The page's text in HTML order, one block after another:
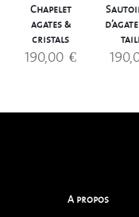
Chapelet
agates &
cristals
190,00 €
A propos